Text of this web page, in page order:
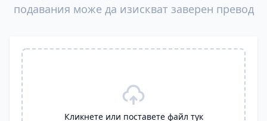
подавания може да изискват заверен превод
Кликнете или поставете файл тук